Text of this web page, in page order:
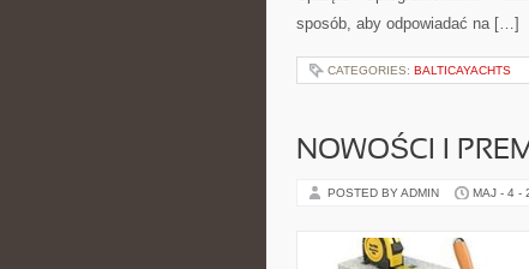
sposób, aby odpowiadać na […]
CATEGORIES: BALTICAYACHTS
NOWOŚCI I
POSTED BY ADMIN MAJ - 4 -